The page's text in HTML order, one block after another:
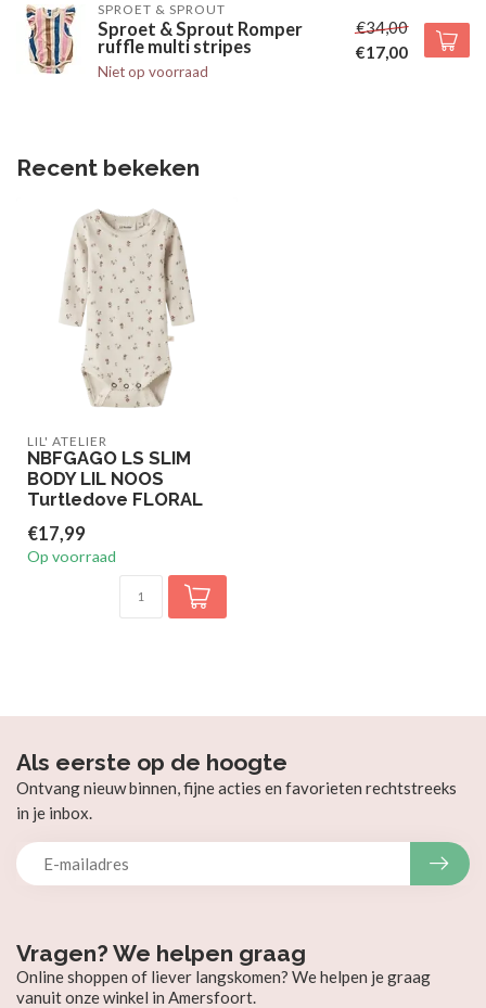
SPROET & SPROUT
Sproet & Sprout Romper
ruffle multi stripes
Niet op voorraad
€34,00
€17,00
Recent bekeken
LIL' ATELIER
NBFGAGO LS SLIM
BODY LIL NOOS
Turtledove FLORAL
€17,99
Op voorraad
Vragen? We helpen graag
Online shoppen of liever langskomen? We helpen je graag
vanuit onze winkel in Amersfoort.
Als eerste op de hoogte
Ontvang nieuw binnen, fijne acties en favorieten rechtstreeks
in je inbox.